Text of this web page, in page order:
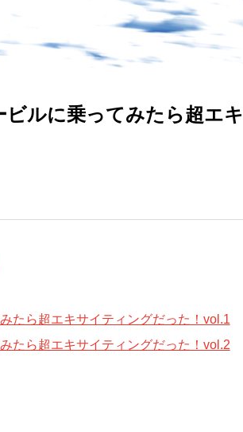
ビルに乗ってみたら超エキ
たら超エキサイティングだった！vol.1
たら超エキサイティングだった！vol.2